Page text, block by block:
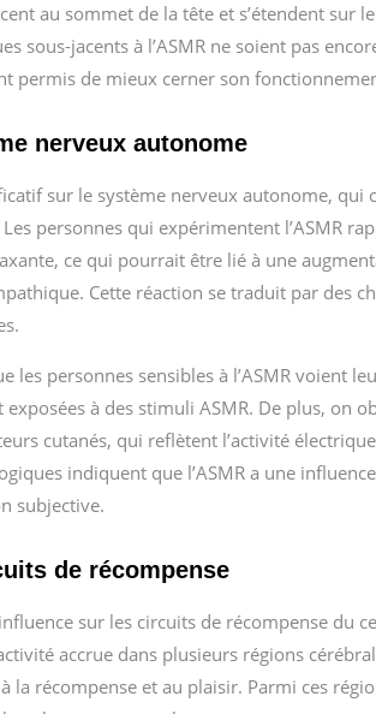
au sommet de la tête et s’étendent sur
sous-jacents à l’ASMR ne soient pas
permis de mieux cerner son
nerveux autonome
sur le système nerveux autonome, qui
personnes qui expérimentent l’ASMR
ce qui pourrait être lié à une
Cette réaction se traduit par des
les personnes sensibles à l’ASMR voient
à des stimuli ASMR. De plus, on
cutanés, qui reflètent l’activité
indiquent que l’ASMR a une
subjective.
de récompense
sur les circuits de récompense du
accrue dans plusieurs régions
la récompense et au plaisir. Parmi ces